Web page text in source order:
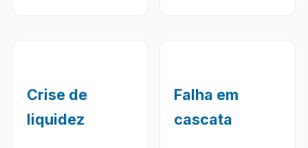
Crise de
liquidez
Falha em
cascata